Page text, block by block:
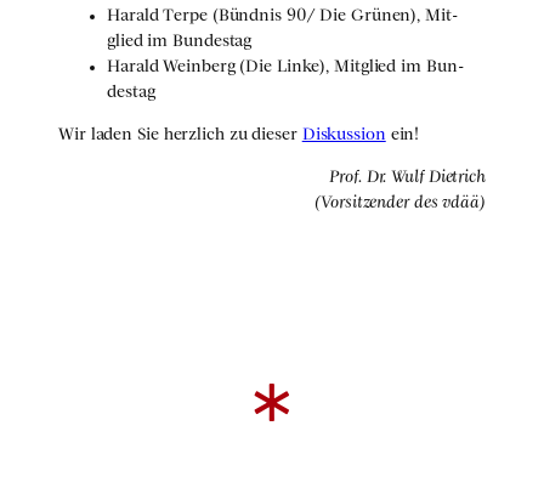
Harald Ter­pe (Bünd­nis 90/ Die Grü­nen), Mit­
glied im Bun­des­tag
Harald Wein­berg (Die Lin­ke), Mit­glied im Bun­
des­tag
Wir laden Sie herz­lich zu die­ser Dis­kus­si­on ein!
Prof. Dr. Wulf Diet­rich
(Vor­sit­zen­der des vdää)
*